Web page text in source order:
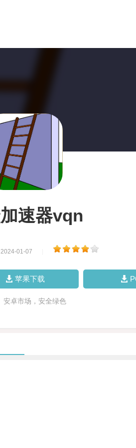
速器vqn
01-07
苹果下载
安卓市场，安全绿色